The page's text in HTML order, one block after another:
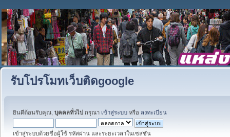
รับโปรโมทเว็บติดgoogle
ยินดีต้อนรับคุณ, บุคคลทั่วไป กรุณา เข้าสู่ระบบ หรือ ลงทะเบียน
เข้าสู่ระบบด้วยชื่อผู้ใช้ รหัสผ่าน และระยะเวลาในเซสชั่น